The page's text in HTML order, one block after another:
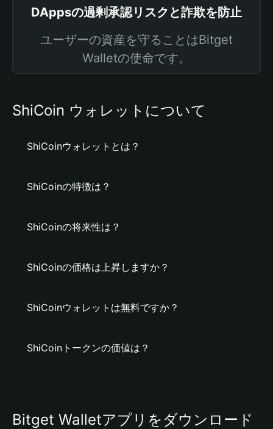
DAppsの過剰承認リスクと詐欺を防止
ユーザーの資産を守ることはBitget
Walletの使命です。
ShiCoin ウォレットについて
ShiCoinウォレットとは？
ShiCoinの特徴は？
ShiCoinの将来性は？
ShiCoinの価格は上昇しますか？
ShiCoinウォレットは無料ですか？
ShiCoinトークンの価値は？
Bitget Walletアプリをダウンロード